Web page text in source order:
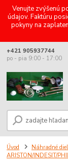
Venujte zvýšenú
údajov. Faktúru
pokyny na
+421 905937744
po - pia 9:00 - 17:00
Úvod Náhradné
ARISTON/INDESIT/